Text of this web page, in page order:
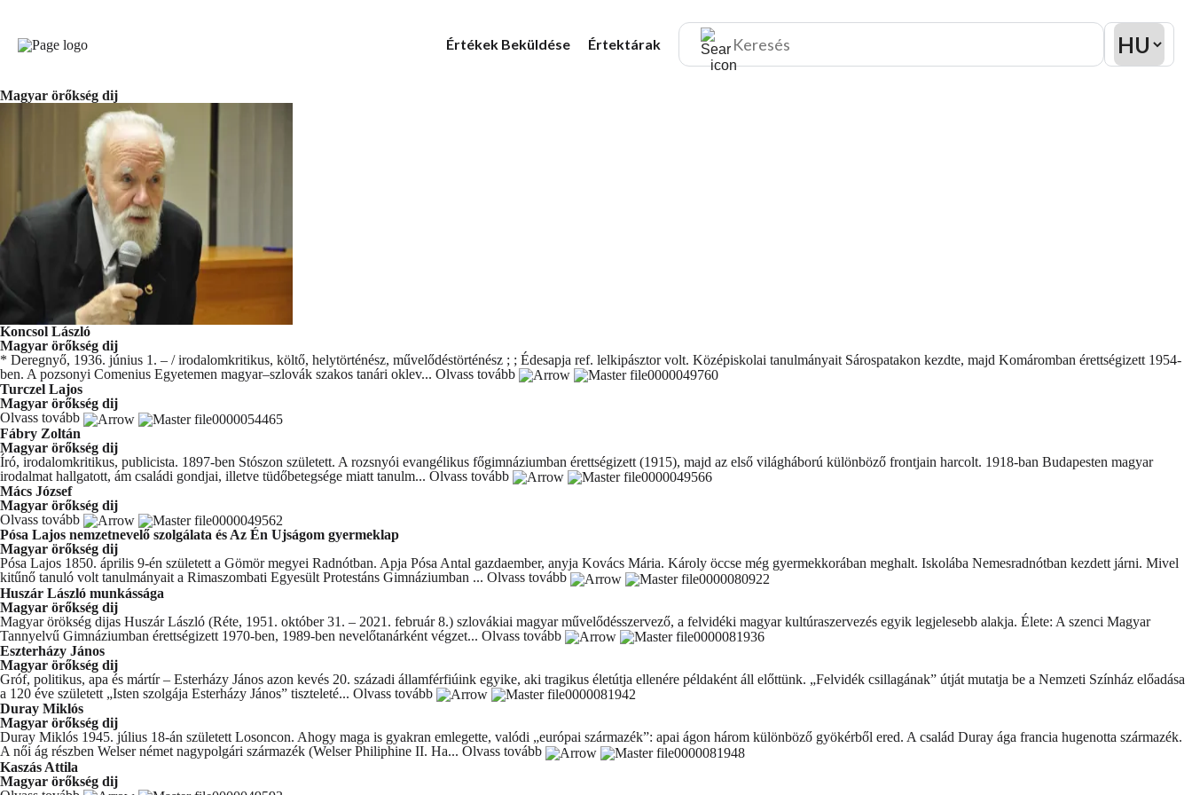
Értékek Beküldése Értektárak
Magyar örőkség dij
Koncsol László
Magyar örőkség dij
* Deregnyő, 1936. június 1. – / irodalomkritikus, költő, helytörténész, művelődéstörténész ; ; Édesapja ref. lelkipásztor volt. Középiskolai tanulmányait Sárospatakon kezdte, majd Komáromban érettségizett 1954-
ben. A pozsonyi Comenius Egyetemen magyar–szlovák szakos tanári oklev... Olvass tovább
Turczel Lajos
Magyar örőkség dij
Olvass tovább
Fábry Zoltán
Magyar örőkség dij
Író, irodalomkritikus, publicista. 1897-ben Stószon született. A rozsnyói evangélikus főgimnáziumban érettségizett (1915), majd az első világháború különböző frontjain harcolt. 1918-ban Budapesten magyar
irodalmat hallgatott, ám családi gondjai, illetve tüdőbetegsége miatt tanulm... Olvass tovább
Mács József
Magyar örőkség dij
Olvass tovább
Pósa Lajos nemzetnevelő szolgálata és Az Én Ujságom gyermeklap
Magyar örőkség dij
Pósa Lajos 1850. április 9-én született a Gömör megyei Radnótban. Apja Pósa Antal gazdaember, anyja Kovács Mária. Károly öccse még gyermekkorában meghalt. Iskolába Nemesradnótban kezdett járni. Mivel
kitűnő tanuló volt tanulmányait a Rimaszombati Egyesült Protestáns Gimnáziumban ... Olvass tovább
Huszár László munkássága
Magyar örőkség dij
Magyar örökség dijas Huszár László (Réte, 1951. október 31. – 2021. február 8.) szlovákiai magyar művelődésszervező, a felvidéki magyar kultúraszervezés egyik legjelesebb alakja. Élete: A szenci Magyar
Tannyelvű Gimnáziumban érettségizett 1970-ben, 1989-ben nevelőtanárként végzet... Olvass tovább
Eszterházy János
Magyar örőkség dij
Gróf, politikus, apa és mártír – Esterházy János azon kevés 20. századi államférfiúink egyike, aki tragikus életútja ellenére példaként áll előttünk. „Felvidék csillagának” útját mutatja be a Nemzeti Színház előadása
a 120 éve született „Isten szolgája Esterházy János” tiszteleté... Olvass tovább
Duray Miklós
Magyar örőkség dij
Duray Miklós 1945. július 18-án született Losoncon. Ahogy maga is gyakran emlegette, valódi „európai származék”: apai ágon három különböző gyökérből ered. A család Duray ága francia hugenotta származék.
A női ág részben Welser német nagypolgári származék (Welser Philiphine II. Ha... Olvass tovább
Kaszás Attila
Magyar örőkség dij